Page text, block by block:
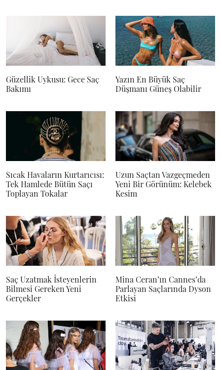
Güzellik Uykusu: Gece Saç
Bakımı
Yazın En Büyük Saç
Düşmanı Güneş Olabilir
Sıcak Havaların Kurtarıcısı:
Tek Hamlede Bütün Saçı
Toplayan Tokalar
Uzun Saçtan Vazgeçmeden
Yeni Bir Görünüm: Kelebek
Kesim
Saç Uzatmak İsteyenlerin
Bilmesi Gereken Yeni
Gerçekler
Mina Ceran’ın Cannes’da
Parlayan Saçlarında Dyson
Etkisi